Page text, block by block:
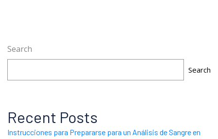
Search
Search
Recent Posts
Instrucciones para Prepararse para un Análisis de Sangre en